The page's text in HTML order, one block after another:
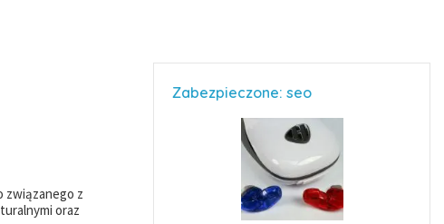
związanego z
oraz
Zabezpieczone: seo